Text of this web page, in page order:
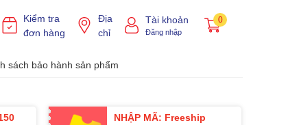
Kiểm tra
đơn hàng
Địa
chỉ
Tài khoản
Đăng nhập
0
sách bảo hành sản phẩm
NHẬP MÃ: Freeship